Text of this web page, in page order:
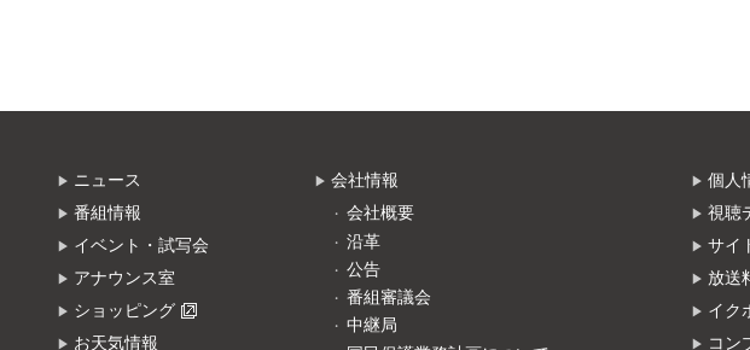
ニュース
番組情報
イベント・試写会
アナウンス室
ショッピング
お天気情報
会社情報
会社概要
沿革
公告
番組審議会
中継局
個人
視聴
サイ
放送
イク
コン